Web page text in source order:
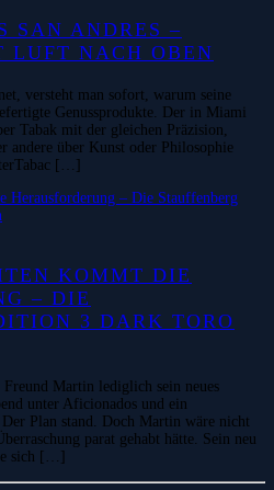
SAN ANDRES –
NACH OBEN
versteht man sofort, warum seine
Genussprodukte. Der in Miami
Tabak mit der gleichen Präzision,
andere über Kunst oder Philosophie
[…]
KOMMT DIE
– DIE
3 DARK TORO
Martin lediglich sein neues
unter Aficionados und ein
Plan stand. Doch Martin wäre nicht
parat gehabt hätte. Sein neu
sich […]